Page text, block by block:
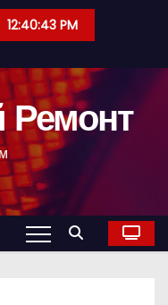
12:40:44 PM
Ремонт